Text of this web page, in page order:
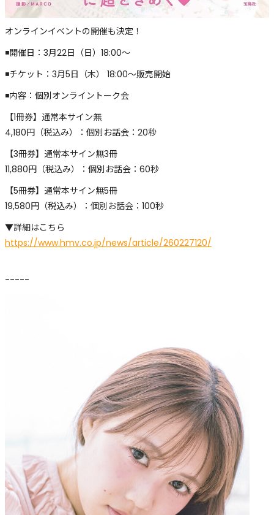
オンラインイベントの開催も決定！
◾️開催日：3月22日（日）18:00〜
◾️チケット：3月5日（木） 18:00〜販売開始
◾️内容：個別オンライントーク会
【1冊券】通常本サイン無
4,180円（税込み）：個別お話会：20秒
【3冊券】通常本サイン無3冊
11,880円（税込み）：個別お話会：60秒
【5冊券】通常本サイン無5冊
19,580円（税込み）：個別お話会：100秒
▼詳細はこちら
https://www.hmv.co.jp/news/article/260227120/
-----